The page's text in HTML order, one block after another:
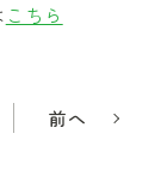
こちら
前へ